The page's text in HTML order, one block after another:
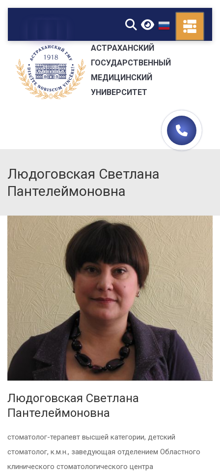
▼
АСТРАХАНСКИЙ
ГОСУДАРСТВЕННЫЙ
МЕДИЦИНСКИЙ
УНИВЕРСИТЕТ
Людоговская Светлана
Пантелеймоновна
Людоговская Светлана
Пантелеймоновна
стоматолог-терапевт высшей категории, детский
стоматолог, к.м.н., заведующая отделением Областного
клинического стоматологического центра